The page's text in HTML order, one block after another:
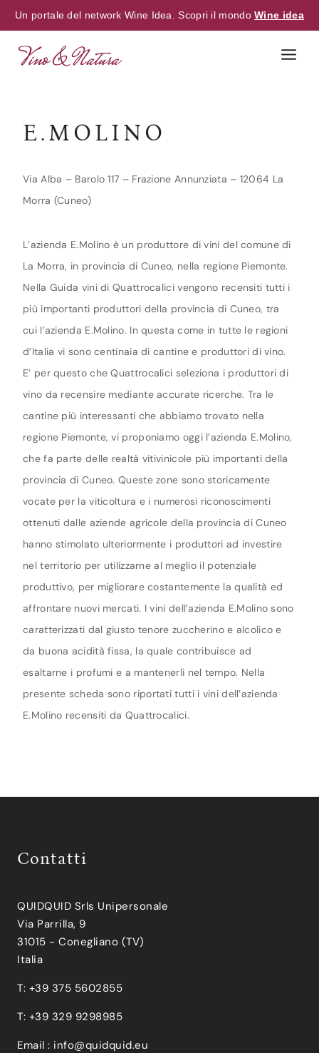
Un portale del network Wine Idea. Scopri il mondoWine idea
E.MOLINO
Via Alba – Barolo 117 – Frazione Annunziata – 12064 La
Morra (Cuneo)
L’azienda E.Molino è un produttore di vini del comune di
La Morra, in provincia di Cuneo, nella regione Piemonte.
Nella Guida vini di Quattrocalici vengono recensiti tutti i
più importanti produttori della provincia di Cuneo, tra
cui l’azienda E.Molino. In questa come in tutte le regioni
d’Italia vi sono centinaia di cantine e produttori di vino.
E’ per questo che Quattrocalici seleziona i produttori di
vino da recensire mediante accurate ricerche. Tra le
cantine più interessanti che abbiamo trovato nella
regione Piemonte, vi proponiamo oggi l’azienda E.Molino,
che fa parte delle realtà vitivinicole più importanti della
provincia di Cuneo. Queste zone sono storicamente
vocate per la viticoltura e i numerosi riconoscimenti
ottenuti dalle aziende agricole della provincia di Cuneo
hanno stimolato ulteriormente i produttori ad investire
nel territorio per utilizzarne al meglio il potenziale
produttivo, per migliorare costantemente la qualità ed
affrontare nuovi mercati. I vini dell’azienda E.Molino sono
caratterizzati dal giusto tenore zuccherino e alcolico e
da buona acidità fissa, la quale contribuisce ad
esaltarne i profumi e a mantenerli nel tempo. Nella
presente scheda sono riportati tutti i vini dell’azienda
E.Molino recensiti da Quattrocalici.
Contatti
QUIDQUID Srls Unipersonale
Via Parrilla, 9
31015 - Conegliano (TV)
Italia
T: +39 375 5602855
T: +39 329 9298985
Email : info@quidquid.eu